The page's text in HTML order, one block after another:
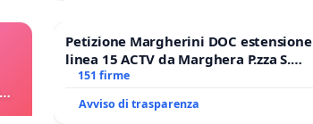
Petizione Margherini DOC estensione
linea 15 ACTV da Marghera P.zza S.
Antonio all'aeroporto Marco Polo
151 firme
Avviso di trasparenza